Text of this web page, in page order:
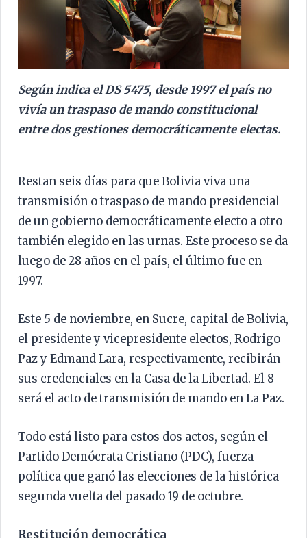
Según indica el DS 5475, desde 1997 el país no
vivía un traspaso de mando constitucional
entre dos gestiones democráticamente electas.
Restan seis días para que Bolivia viva una
transmisión o traspaso de mando presidencial
de un gobierno democráticamente electo a otro
también elegido en las urnas. Este proceso se da
luego de 28 años en el país, el último fue en
1997.
Este 5 de noviembre, en Sucre, capital de Bolivia,
el presidente y vicepresidente electos, Rodrigo
Paz y Edmand Lara, respectivamente, recibirán
sus credenciales en la Casa de la Libertad. El 8
será el acto de transmisión de mando en La Paz.
Todo está listo para estos dos actos, según el
Partido Demócrata Cristiano (PDC), fuerza
política que ganó las elecciones de la histórica
segunda vuelta del pasado 19 de octubre.